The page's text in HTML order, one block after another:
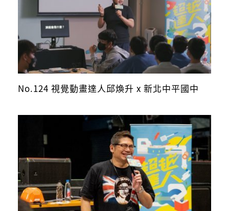
No.124 視覺動畫達人邱煥升 x 新北中平國中